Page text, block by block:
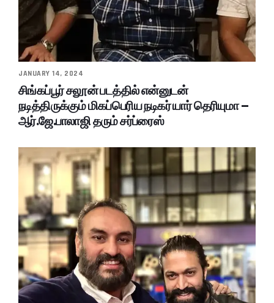
JANUARY 14, 2024
சிங்கப்பூர் சலூன் படத்தில் என்னுடன்
நடித்திருக்கும் மிகப்பெரிய நடிகர் யார் தெரியுமா –
ஆர்.ஜே.பாலாஜி தரும் சர்ப்ரைஸ்